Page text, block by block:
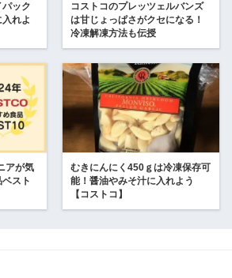
パック
れよ
コストコのプレッツェルバンズ
は甘じょっぱさがクセになる！
冷凍解凍方法も伝授
アが気
スト
むきにんにく450ｇは冷凍保存可
能！醤油やみそ汁に入れよう
【コストコ】